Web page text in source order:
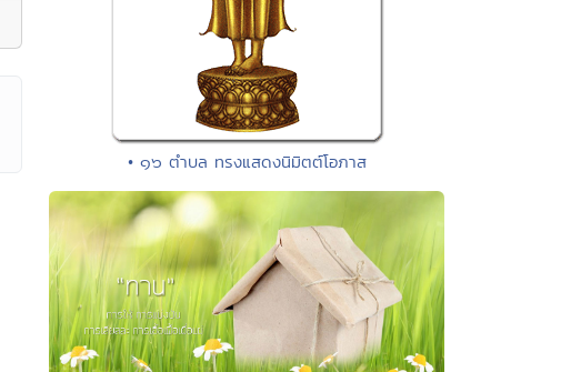
• ๑๖ ตำบล ทรงแสดงนิมิตต์โอภาส